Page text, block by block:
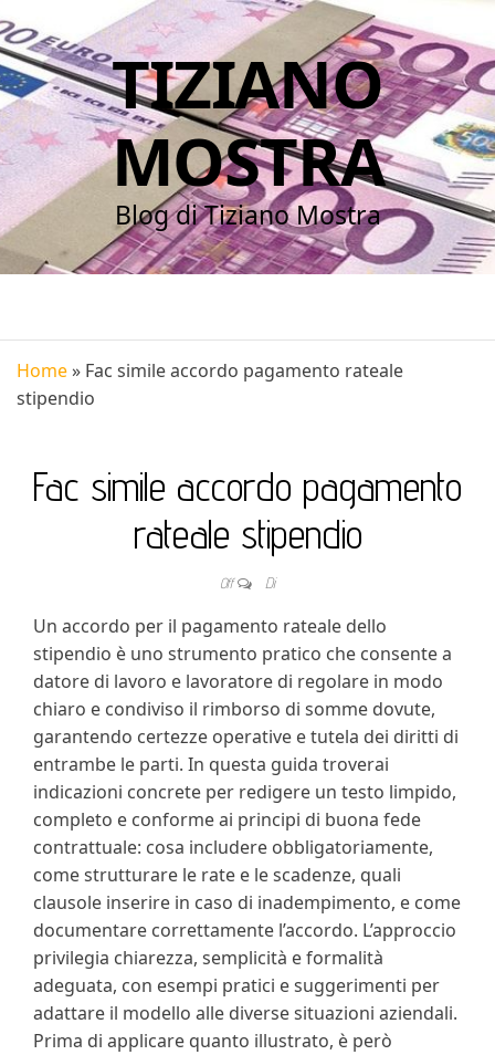
TIZIANO
MOSTRA
Blog di Tiziano Mostra
Home» Fac simile accordo pagamento rateale
stipendio​
Fac simile accordo pagamento
rateale stipendio​
Off Di
Un accordo per il pagamento rateale dello
stipendio è uno strumento pratico che consente a
datore di lavoro e lavoratore di regolare in modo
chiaro e condiviso il rimborso di somme dovute,
garantendo certezze operative e tutela dei diritti di
entrambe le parti. In questa guida troverai
indicazioni concrete per redigere un testo limpido,
completo e conforme ai principi di buona fede
contrattuale: cosa includere obbligatoriamente,
come strutturare le rate e le scadenze, quali
clausole inserire in caso di inadempimento, e come
documentare correttamente l’accordo. L’approccio
privilegia chiarezza, semplicità e formalità
adeguata, con esempi pratici e suggerimenti per
adattare il modello alle diverse situazioni aziendali.
Prima di applicare quanto illustrato, è però